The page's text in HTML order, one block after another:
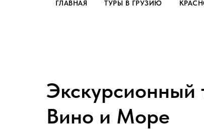
ГЛАВНАЯ ТУРЫ В ГРУЗИЮ
Экскурсионный
Вино и Море